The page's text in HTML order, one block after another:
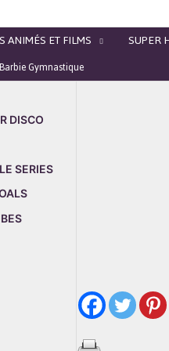
ANIMÉS ET FILMS SUPER
Gymnastique
DISCO
SERIES